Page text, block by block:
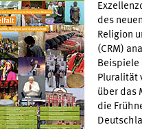
des
Religion
(CRM)
Beispiele
Pluralität
über das
die